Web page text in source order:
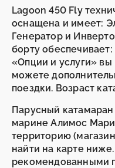
Lagoon 450 Fly
оснащена и имеет:
Генератор и
борту
«Опции и услуги» вы
можете
поездки. Возраст
Парусный катамаран
марине Алимос
территорию
найти на карте
рекомендованными